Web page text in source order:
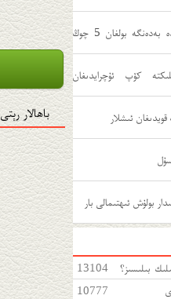
جىنسى تۇرمۇش كۆپ بولۇپ كەتكەندە بەدەنگە بولغان 5 چوڭ
كۆپ ئۇچرايدىغان
ئىشلار
بولۇش ئىھتىمالى بار
13104
بىلىسىز؟
10777
باھالار رېتى